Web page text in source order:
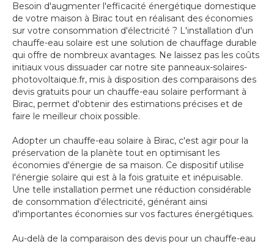
Besoin d'augmenter l'efficacité énergétique domestique
de votre maison à Birac tout en réalisant des économies
sur votre consommation d'électricité ? L'installation d'un
chauffe-eau solaire est une solution de chauffage durable
qui offre de nombreux avantages. Ne laissez pas les coûts
initiaux vous dissuader car notre site panneaux-solaires-
photovoltaique.fr, mis à disposition des comparaisons des
devis gratuits pour un chauffe-eau solaire performant à
Birac, permet d'obtenir des estimations précises et de
faire le meilleur choix possible.
Adopter un chauffe-eau solaire à Birac, c'est agir pour la
préservation de la planète tout en optimisant les
économies d'énergie de sa maison. Ce dispositif utilise
l'énergie solaire qui est à la fois gratuite et inépuisable.
Une telle installation permet une réduction considérable
de consommation d'électricité, générant ainsi
d'importantes économies sur vos factures énergétiques.
Au-delà de la comparaison des devis pour un chauffe-eau